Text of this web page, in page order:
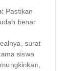
Pastikan
benar
surat
siswa